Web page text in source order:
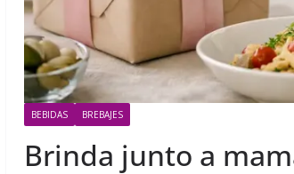
BEBIDAS BREBAJES
Brinda junto a